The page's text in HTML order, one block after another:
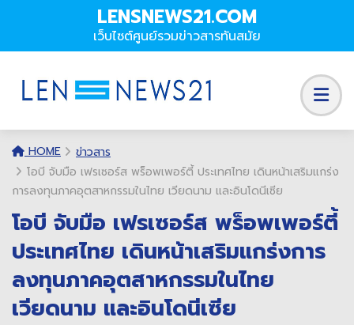
LENSNEWS21.COM
เว็บไซต์ศูนย์รวมข่าวสารทันสมัย
HOME
ข่าวสาร
โอบี จับมือ เฟรเซอร์ส พร็อพเพอร์ตี้ ประเทศไทย เดินหน้าเสริมแกร่ง
การลงทุนภาคอุตสาหกรรมในไทย เวียดนาม และอินโดนีเซีย
โอบี จับมือ เฟรเซอร์ส พร็อพเพอร์ตี้
ประเทศไทย เดินหน้าเสริมแกร่งการ
ลงทุนภาคอุตสาหกรรมในไทย
เวียดนาม และอินโดนีเซีย